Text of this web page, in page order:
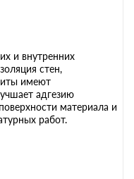
и внутренних
стен,
имеют
адгезию
материала и
работ.